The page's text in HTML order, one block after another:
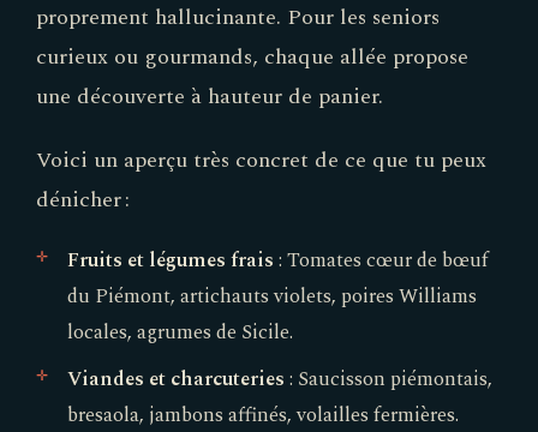
proprement hallucinante. Pour les seniors
curieux ou gourmands, chaque allée propose
une découverte à hauteur de panier.
Voici un aperçu très concret de ce que tu peux
dénicher :
Fruits et légumes frais : Tomates cœur de bœuf
du Piémont, artichauts violets, poires Williams
locales, agrumes de Sicile.
Viandes et charcuteries : Saucisson piémontais,
bresaola, jambons affinés, volailles fermières.